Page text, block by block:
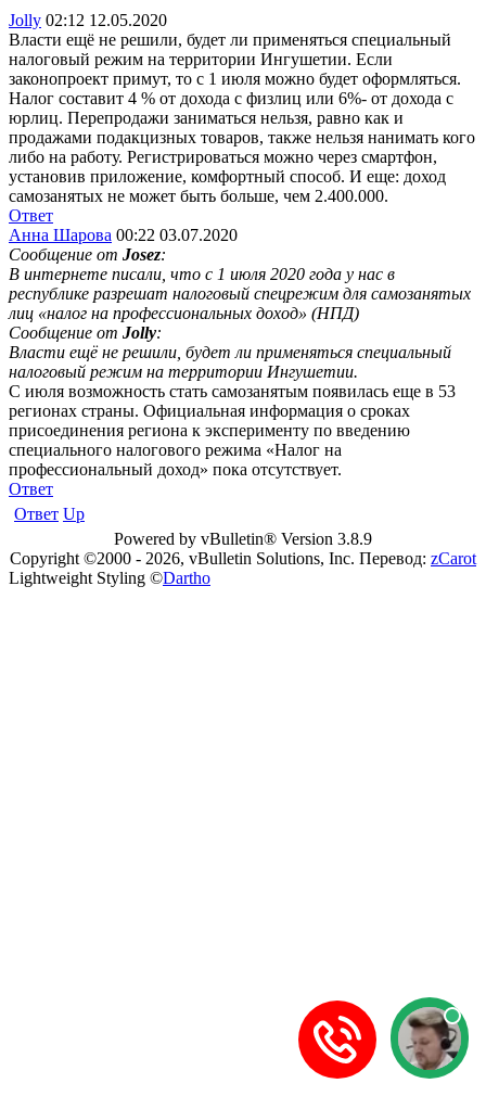
Jolly 02:12 12.05.2020
Власти ещё не решили, будет ли применяться специальный
налоговый режим на территории Ингушетии. Если
законопроект примут, то с 1 июля можно будет оформляться.
Налог составит 4 % от дохода с физлиц или 6%- от дохода с
юрлиц. Перепродажи заниматься нельзя, равно как и
продажами подакцизных товаров, также нельзя нанимать кого
либо на работу. Регистрироваться можно через смартфон,
установив приложение, комфортный способ. И еще: доход
самозанятых не может быть больше, чем 2.400.000.
Ответ
Анна Шарова 00:22 03.07.2020
Сообщение от Josez:
В интернете писали, что с 1 июля 2020 года у нас в
республике разрешат налоговый спецрежим для самозанятых
лиц «налог на профессиональных доход» (НПД)
Сообщение от Jolly:
Власти ещё не решили, будет ли применяться специальный
налоговый режим на территории Ингушетии.
С июля возможность стать самозанятым появилась еще в 53
регионах страны. Официальная информация о сроках
присоединения региона к эксперименту по введению
специального налогового режима «Налог на
профессиональный доход» пока отсутствует.
Ответ
Ответ Up
Powered by vBulletin® Version 3.8.9
Copyright ©2000 - 2026, vBulletin Solutions, Inc. Перевод: zCarot
Lightweight Styling ©Dartho